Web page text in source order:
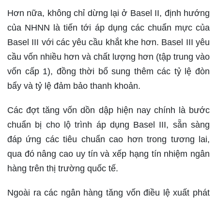
Hơn nữa, không chỉ dừng lại ở Basel II, định hướng
của NHNN là tiến tới áp dụng các chuẩn mực của
Basel III với các yêu cầu khắt khe hơn. Basel III yêu
cầu vốn nhiều hơn và chất lượng hơn (tập trung vào
vốn cấp 1), đồng thời bổ sung thêm các tỷ lệ đòn
bẩy và tỷ lệ đảm bảo thanh khoản.
Các đợt tăng vốn dồn dập hiện nay chính là bước
chuẩn bị cho lộ trình áp dụng Basel III, sẵn sàng
đáp ứng các tiêu chuẩn cao hơn trong tương lai,
qua đó nâng cao uy tín và xếp hạng tín nhiệm ngân
hàng trên thị trường quốc tế.
Ngoài ra các ngân hàng tăng vốn điều lệ xuất phát